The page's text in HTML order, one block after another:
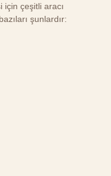
için çeşitli aracı
şunlardır: